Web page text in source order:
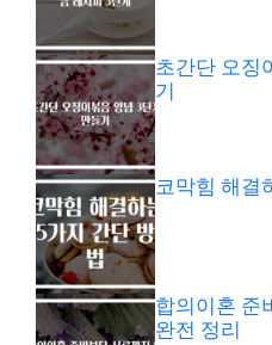
초간단 오징
기
코막힘 해결
합의이혼 준
완전 정리